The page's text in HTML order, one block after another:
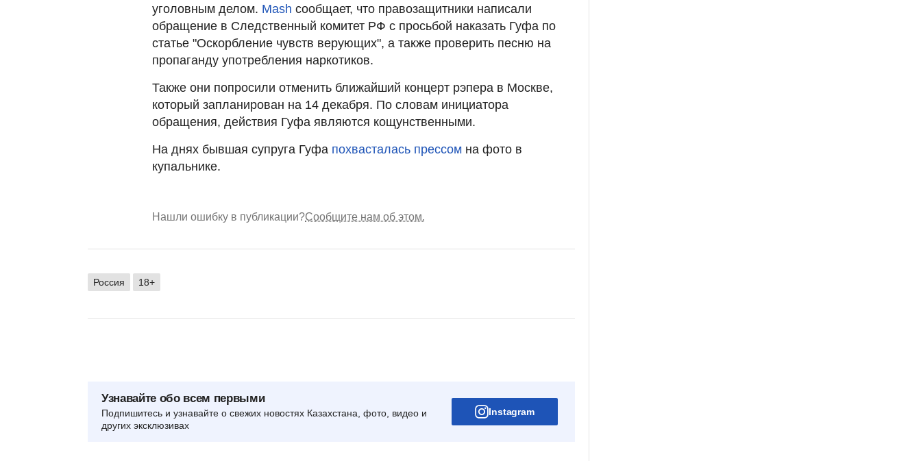
уголовным делом. Mash сообщает, что правозащитники написали
обращение в Следственный комитет РФ с просьбой наказать Гуфа по
статье "Оскорбление чувств верующих", а также проверить песню на
пропаганду употребления наркотиков.
Также они попросили отменить ближайший концерт рэпера в Москве,
который запланирован на 14 декабря. По словам инициатора
обращения, действия Гуфа являются кощунственными.
На днях бывшая супруга Гуфа похвасталась прессом на фото в
купальнике.
Нашли ошибку в публикации?Сообщите нам об этом.
Россия 18+
Узнавайте обо всем первыми
Подпишитесь и узнавайте о свежих новостях Казахстана, фото, видео и
других эксклюзивах
Instagram